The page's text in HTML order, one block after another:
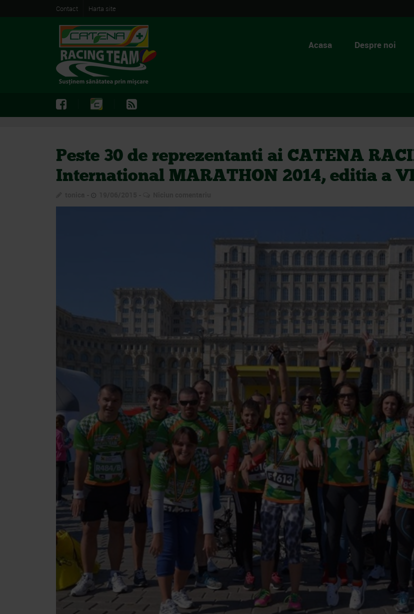
Contact Harta site
Acasa Despre noi
Peste 30 de reprezentanti ai CATENA
International MARATHON 2014, editia a